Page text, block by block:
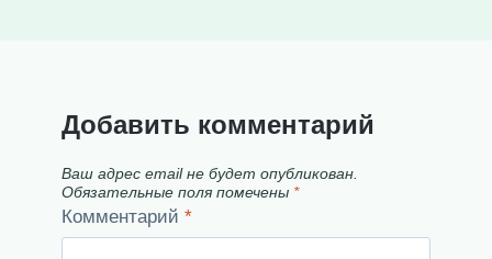
Добавить комментарий
Ваш адрес email не будет опубликован.
Обязательные поля помечены *
Комментарий *